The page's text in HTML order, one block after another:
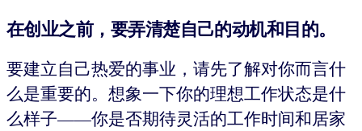
在创业之前，要弄清楚自己的动机和目的。
要建立自己热爱的事业，请先了解对你而言什
么是重要的。想象一下你的理想工作状态是什
么样子——你是否期待灵活的工作时间和居家